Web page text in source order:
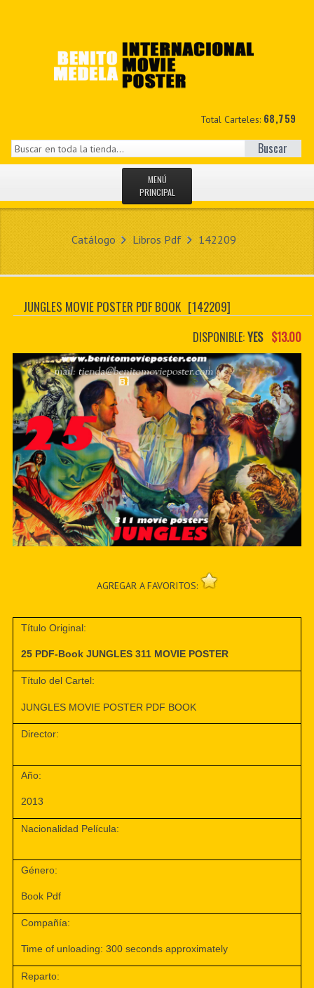
Total Carteles: 68,759
Buscar
MENÚ
PRINCIPAL
MIS DATOS
CONTACTO
CUSTOM PDF
Catálogo Libros Pdf 142209
JUNGLES MOVIE POSTER PDF BOOK [142209]
DISPONIBLE:YES $13.00
AGREGAR A FAVORITOS:
Título Original:
25 PDF-Book JUNGLES 311 MOVIE POSTER
Título del Cartel:
JUNGLES MOVIE POSTER PDF BOOK
Director:
Año:
2013
Nacionalidad Película:
Género:
Book Pdf
Compañía:
Time of unloading: 300 seconds approximately
Reparto: